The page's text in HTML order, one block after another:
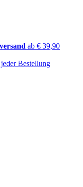
ab € 39,90
Bestellung